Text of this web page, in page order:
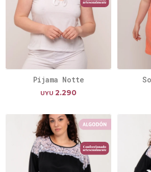
Pijama Notte
UYU 2.290